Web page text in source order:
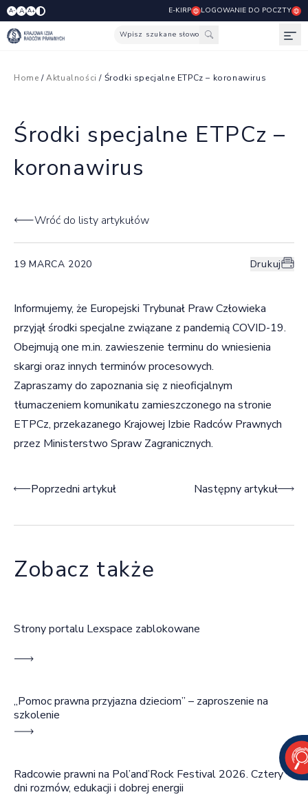
A- A A+ E-KIRP LOGOWANIE DO POCZTY
Wpisz szukane słowo
Home /Aktualności / Środki specjalne ETPCz – koronawirus
Środki specjalne ETPCz –
koronawirus
Wróć do listy artykułów
19 MARCA 2020 Drukuj
Informujemy, że Europejski Trybunał Praw Człowieka
przyjął środki specjalne związane z pandemią COVID-19.
Obejmują one m.in. zawieszenie terminu do wniesienia
skargi oraz innych terminów procesowych.
Zapraszamy do zapoznania się z nieoficjalnym
tłumaczeniem komunikatu zamieszczonego na stronie
ETPCz, przekazanego Krajowej Izbie Radców Prawnych
przez Ministerstwo Spraw Zagranicznych.
Nawigacja wpisu
Poprzedni artykuł Następny artykuł
Zobacz także
Strony portalu Lexspace zablokowane
„Pomoc prawna przyjazna dzieciom” – zaproszenie na
szkolenie
Radcowie prawni na Pol’and’Rock Festival 2026. Cztery
dni rozmów, edukacji i dobrej energii